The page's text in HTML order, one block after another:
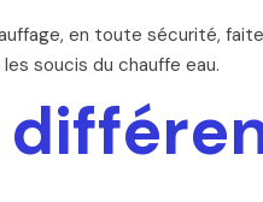
en toute sécurité,
soucis du chauffe eau.